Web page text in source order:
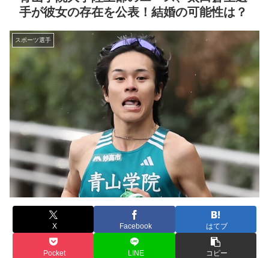
手が彼女の存在を公表！結婚の可能性は？
スポーツ選手
X Facebook はてブ
Pocket LINE コピー